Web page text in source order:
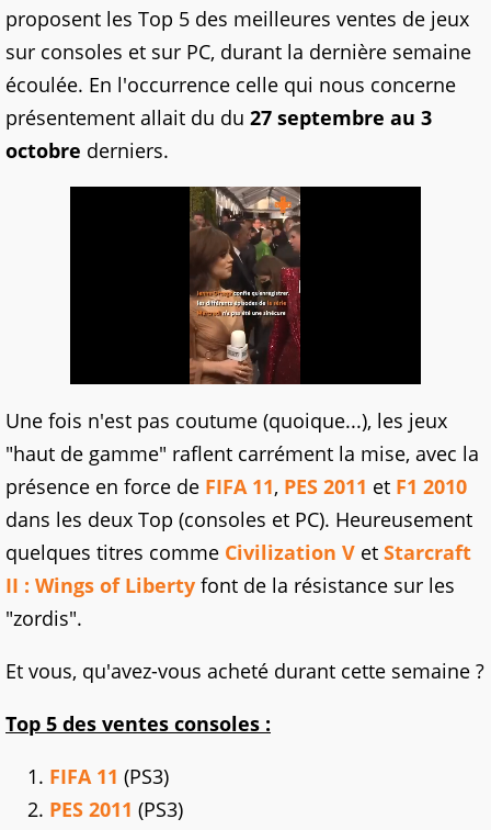
proposent les Top 5 des meilleures ventes de jeux
sur consoles et sur PC, durant la dernière semaine
écoulée. En l'occurrence celle qui nous concerne
présentement allait du du 27 septembre au 3
octobre derniers.
Une fois n'est pas coutume (quoique...), les jeux
"haut de gamme" raflent carrément la mise, avec la
présence en force de FIFA 11, PES 2011 et F1 2010
dans les deux Top (consoles et PC). Heureusement
quelques titres comme Civilization V et Starcraft
II : Wings of Liberty font de la résistance sur les
"zordis".
Et vous, qu'avez-vous acheté durant cette semaine ?
Top 5 des ventes consoles :
FIFA 11 (PS3)
PES 2011 (PS3)